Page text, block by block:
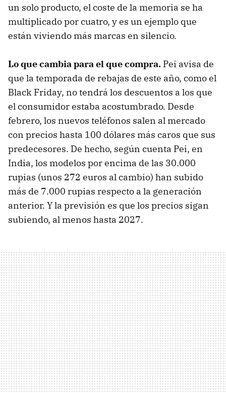
un solo producto, el coste de la memoria se ha
multiplicado por cuatro, y es un ejemplo que
están viviendo más marcas en silencio.
Lo que cambia para el que compra. Pei avisa de
que la temporada de rebajas de este año, como el
Black Friday, no tendrá los descuentos a los que
el consumidor estaba acostumbrado. Desde
febrero, los nuevos teléfonos salen al mercado
con precios hasta 100 dólares más caros que sus
predecesores. De hecho, según cuenta Pei, en
India, los modelos por encima de las 30.000
rupias (unos 272 euros al cambio) han subido
más de 7.000 rupias respecto a la generación
anterior. Y la previsión es que los precios sigan
subiendo, al menos hasta 2027.